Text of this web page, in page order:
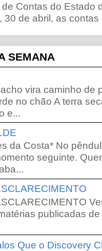
de Contas do Estado
30 de abril, as
SEMANA
vira caminho de
no chão A terra
e...
da Costa* No
seguinte.
publicadas
Que o Discovery